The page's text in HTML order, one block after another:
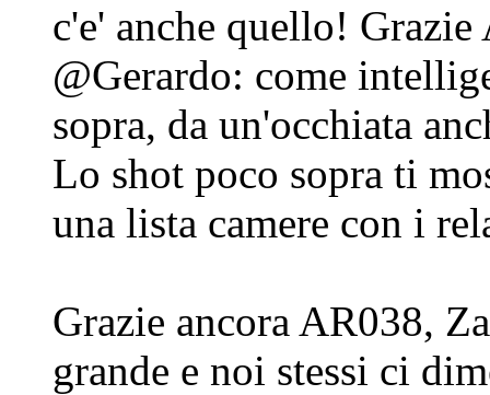
c'e' anche quello! Grazie
@Gerardo: come
sopra, da un'occhiata
Lo shot poco sopra ti
una lista camere con i
Grazie ancora AR038,
grande e noi stessi ci